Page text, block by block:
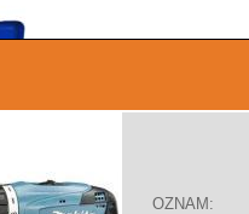
OZNAM:
Projahn 4131 -